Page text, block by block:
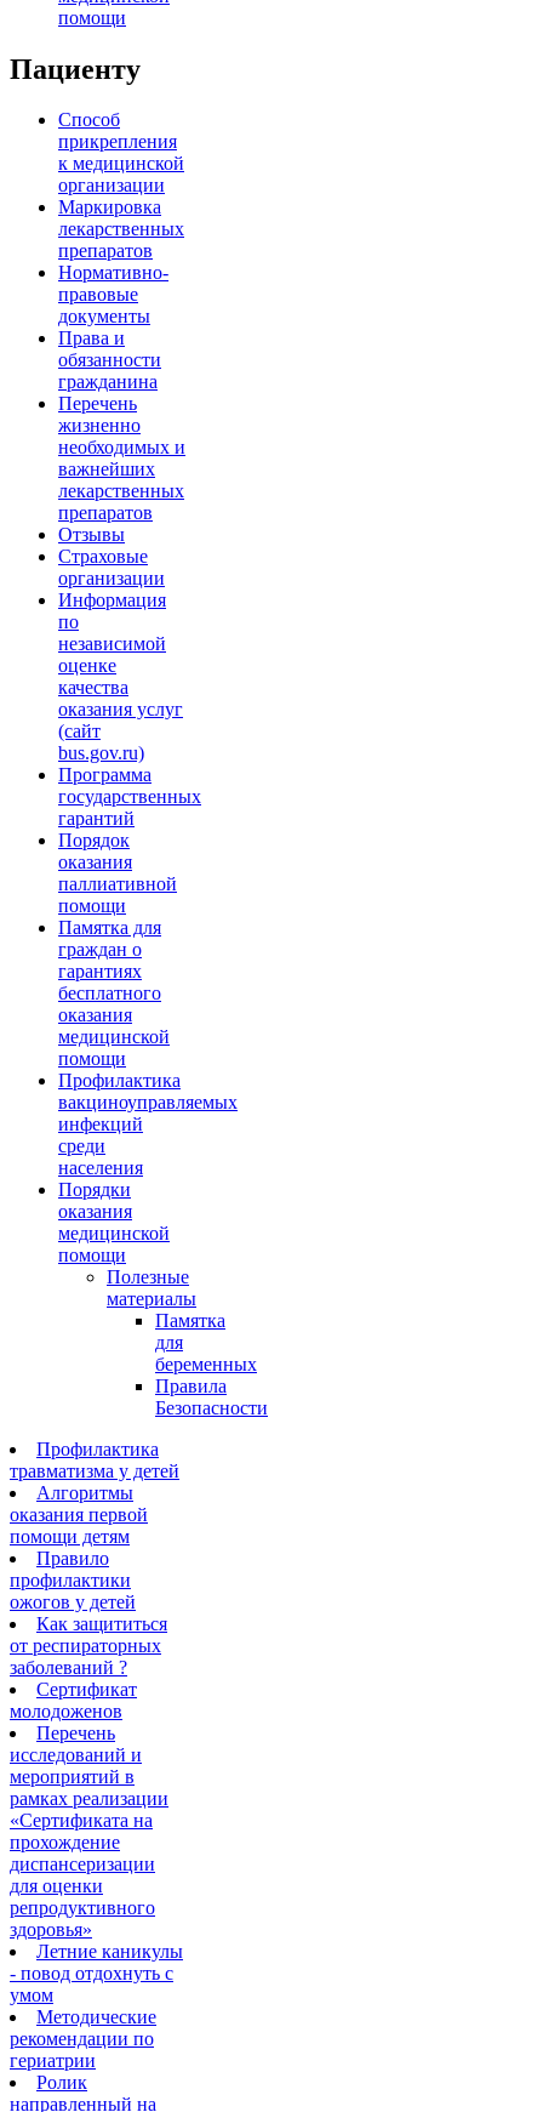
помощи
Пациенту
Способ
прикрепления
к медицинской
организации
Маркировка
лекарственных
препаратов
Нормативно-
правовые
документы
Права и
обязанности
гражданина
Перечень
жизненно
необходимых и
важнейших
лекарственных
препаратов
Отзывы
Страховые
организации
Информация
по
независимой
оценке
качества
оказания услуг
(сайт
bus.gov.ru)
Программа
государственных
гарантий
Порядок
оказания
паллиативной
помощи
Памятка для
граждан о
гарантиях
бесплатного
оказания
медицинской
помощи
Профилактика
вакциноуправляемых
инфекций
среди
населения
Порядки
оказания
медицинской
помощи
Полезные
материалы
Памятка
для
беременных
Правила
Безопасности
Профилактика
травматизма у детей
Алгоритмы
оказания первой
помощи детям
Правило
профилактики
ожогов у детей
Как защититься
от респираторных
заболеваний ?
Сертификат
молодоженов
Перечень
исследований и
мероприятий в
рамках реализации
«Сертификата на
прохождение
диспансеризации
для оценки
репродуктивного
здоровья»
Летние каникулы
- повод отдохнуть с
умом
Методические
рекомендации по
гериатрии
Ролик
направленный на